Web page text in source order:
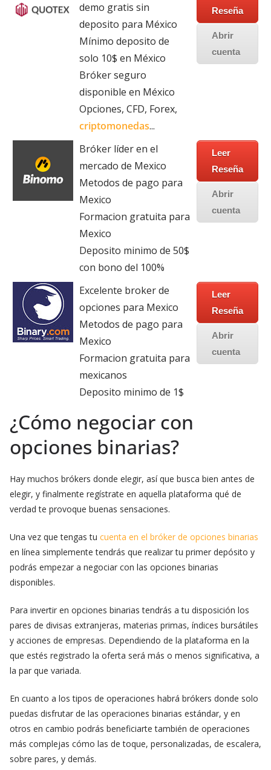
demo gratis sin
deposito para México
Mínimo deposito de
solo 10$ en México
Bróker seguro
disponible en México
Opciones, CFD, Forex,
criptomonedas...
Reseña
Abrir
cuenta
Bróker líder en el
mercado de Mexico
Metodos de pago para
Mexico
Formacion gratuita para
Mexico
Deposito minimo de 50$
con bono del 100%
Leer
Reseña
Abrir
cuenta
Excelente broker de
opciones para Mexico
Metodos de pago para
Mexico
Formacion gratuita para
mexicanos
Deposito minimo de 1$
Leer
Reseña
Abrir
cuenta
¿Cómo negociar con
opciones binarias?
Hay muchos brókers donde elegir, así que busca bien antes de
elegir, y finalmente regístrate en aquella plataforma qué de
verdad te provoque buenas sensaciones.
Una vez que tengas tu cuenta en el bróker de opciones binarias
en línea simplemente tendrás que realizar tu primer depósito y
podrás empezar a negociar con las opciones binarias
disponibles.
Para invertir en opciones binarias tendrás a tu disposición los
pares de divisas extranjeras, materias primas, índices bursátiles
y acciones de empresas. Dependiendo de la plataforma en la
que estés registrado la oferta será más o menos significativa, a
la par que variada.
En cuanto a los tipos de operaciones habrá brókers donde solo
puedas disfrutar de las operaciones binarias estándar, y en
otros en cambio podrás beneficiarte también de operaciones
más complejas cómo las de toque, personalizadas, de escalera,
sobre pares, y demás.